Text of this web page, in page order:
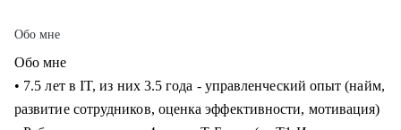
Обо мне
Обо мне
• 7.5 лет в IT, из них 3.5 года - управленческий опыт (найм,
развитие сотрудников, оценка эффективности, мотивация)